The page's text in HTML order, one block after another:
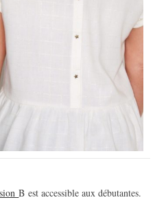
B est accessible aux débutantes.